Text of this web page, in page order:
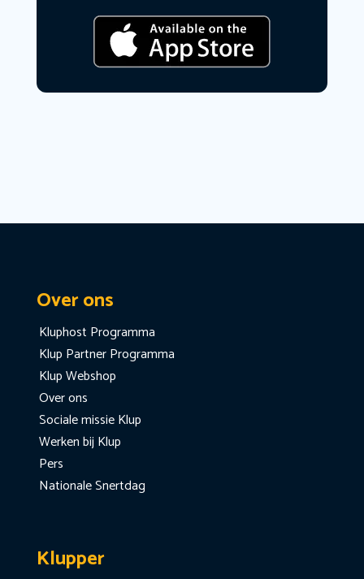
Over ons
Kluphost Programma
Klup Partner Programma
Klup Webshop
Over ons
Sociale missie Klup
Werken bij Klup
Pers
Nationale Snertdag
Klupper